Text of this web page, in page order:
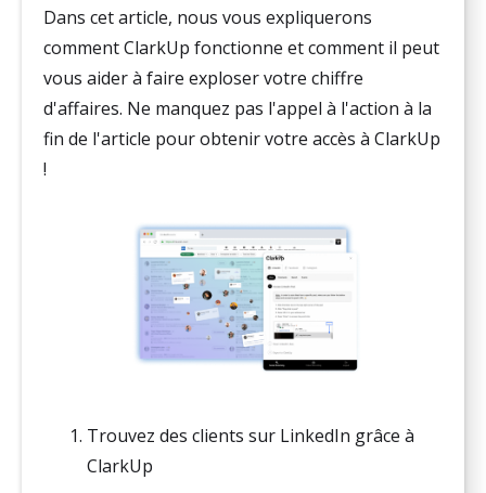
Dans cet article, nous vous expliquerons
comment ClarkUp fonctionne et comment il peut
vous aider à faire exploser votre chiffre
d'affaires. Ne manquez pas l'appel à l'action à la
fin de l'article pour obtenir votre accès à ClarkUp
!
Trouvez des clients sur LinkedIn grâce à
ClarkUp